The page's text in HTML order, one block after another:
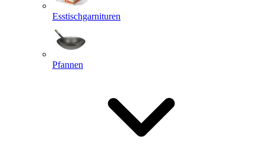
Esstischgarnituren
Pfannen